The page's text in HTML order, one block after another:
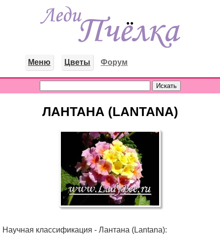
Меню Цветы Форум
ЛАНТАНА (LANTANA)
Научная классификация - Лантана (Lantana):